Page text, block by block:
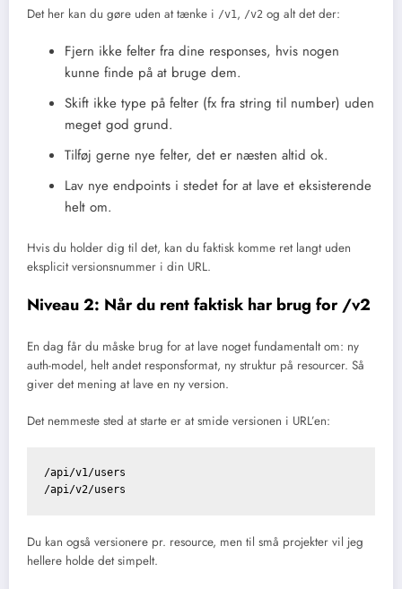
Det her kan du gøre uden at tænke i /v1, /v2 og alt det der:
Fjern ikke felter fra dine responses, hvis nogen
kunne finde på at bruge dem.
Skift ikke type på felter (fx fra string til number) uden
meget god grund.
Tilføj gerne nye felter, det er næsten altid ok.
Lav nye endpoints i stedet for at lave et eksisterende
helt om.
Hvis du holder dig til det, kan du faktisk komme ret langt uden
eksplicit versionsnummer i din URL.
Niveau 2: Når du rent faktisk har brug for /v2
En dag får du måske brug for at lave noget fundamentalt om: ny
auth-model, helt andet responsformat, ny struktur på resourcer. Så
giver det mening at lave en ny version.
Det nemmeste sted at starte er at smide versionen i URL’en:
/api/v1/users
Du kan også versionere pr. resource, men til små projekter vil jeg
hellere holde det simpelt.